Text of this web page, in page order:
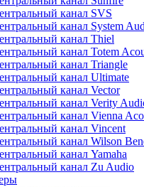
канал SVS
канал System
канал Thiel
канал Totem
канал Triangle
канал Ultimate
канал Vector
канал Verity
канал Vienna
канал Vincent
канал Wilson
канал Yamaha
канал Zu Audio